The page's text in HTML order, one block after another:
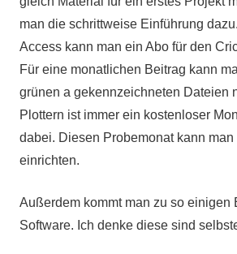
man die schrittweise Einführung
Access kann man ein Abo für den
Für eine monatlichen Beitrag kann
grünen a gekennzeichneten Dateien
Plottern ist immer ein kostenloser
dabei. Diesen Probemonat kann man
einrichten.
Außerdem kommt man zu so einigen
Software. Ich denke diese sind